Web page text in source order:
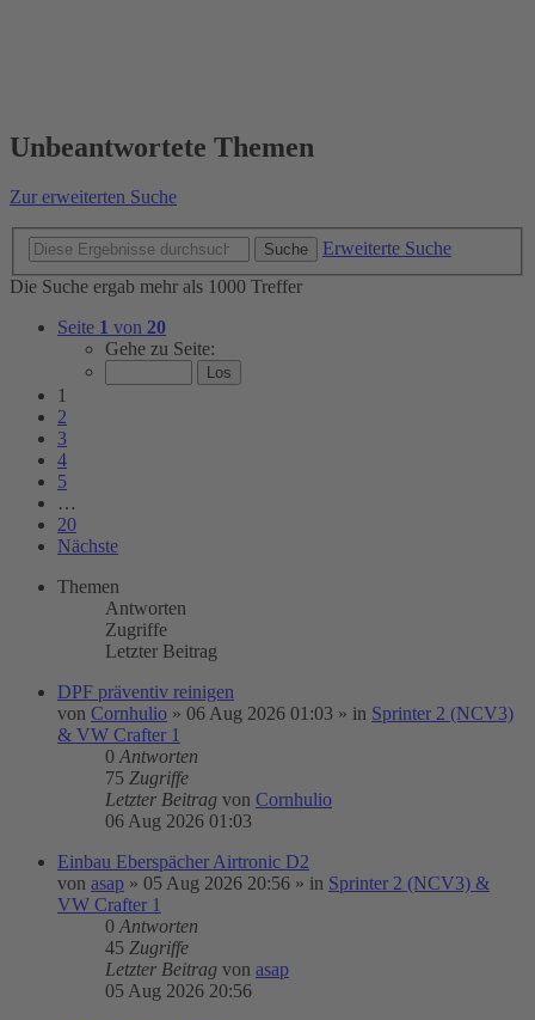
Unbeantwortete Themen
Zur erweiterten Suche
Suche
Erweiterte Suche
Die Suche ergab mehr als 1000 Treffer
Seite 1 von 20
Gehe zu Seite:
1
2
3
4
5
…
20
Nächste
Themen
Antworten
Zugriffe
Letzter Beitrag
DPF präventiv reinigen
von Cornhulio » 06 Aug 2026 01:03 » in Sprinter 2 (NCV3)
& VW Crafter 1
0 Antworten
75 Zugriffe
Letzter Beitrag von Cornhulio
06 Aug 2026 01:03
Einbau Eberspächer Airtronic D2
von asap » 05 Aug 2026 20:56 » in Sprinter 2 (NCV3) &
VW Crafter 1
0 Antworten
45 Zugriffe
Letzter Beitrag von asap
05 Aug 2026 20:56